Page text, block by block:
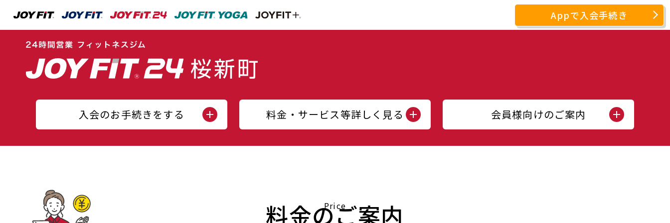
Appで入会手続き
入会のお手続きをする 料金・サービス等詳しく見る 会員様向けのご案内
Price
料金のご案内